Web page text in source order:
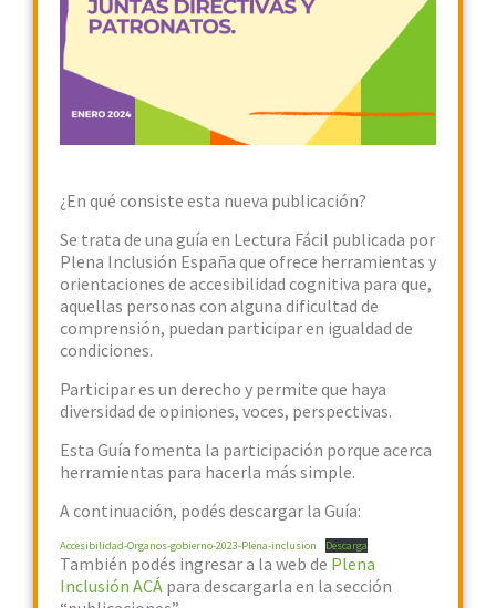
¿En qué consiste esta nueva publicación?
Se trata de una guía en Lectura Fácil publicada por
Plena Inclusión España que ofrece herramientas y
orientaciones de accesibilidad cognitiva para que,
aquellas personas con alguna dificultad de
comprensión, puedan participar en igualdad de
condiciones.
Participar es un derecho y permite que haya
diversidad de opiniones, voces, perspectivas.
Esta Guía fomenta la participación porque acerca
herramientas para hacerla más simple.
A continuación, podés descargar la Guía:
Accesibilidad-Organos-gobierno-2023-Plena-inclusion Descarga
También podés ingresar a la web de Plena
Inclusión ACÁ para descargarla en la sección